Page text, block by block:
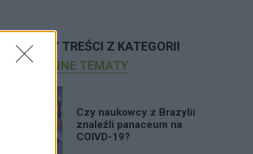
POLECAMY TREŚCI Z KATEGORII
INNE TEMATY
Czy naukowcy z Brazylii
znaleźli panaceum na
COIVD-19?